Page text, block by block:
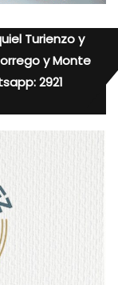
Turienzo y
y Monte
2921